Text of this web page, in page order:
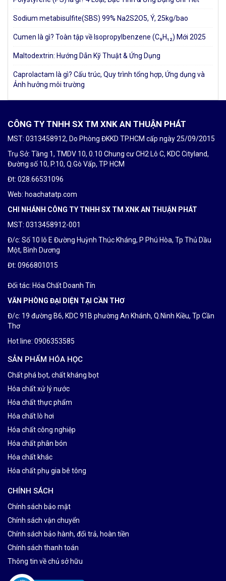
Sodium metabisulfite(SBS) 99% Na2S2O5, Ý, 25kg/bao
Cumen là gì? Toàn tập về Isopropylbenzene (C₉H₁₂) Mới 2025
Maltodextrin: Hướng Dẫn Kỹ Thuật & Ứng Dụng
Caprolactam là gì? Cấu trúc, Quy trình tổng hợp, Ứng dụng và
Ảnh hưởng môi trường
CÔNG TY TNHH SX TM XNK AN THUẬN PHÁT
MST: 0313458912, Do Phòng ĐKKD TP.HCM cấp ngày 25/09/2015
Trụ Sở: Tầng 1, TMDV 10, 0.10 Chung cư CH2 Lô C, KDC Cityland,
Đường số 10, P.10, Q.Gò Vấp, TP HCM
Đt: 028.66531096
Web: hoachatatp.com
CHI NHÁNH CÔNG TY TNHH SX TM XNK AN THUẬN PHÁT
MST: 0313458912-001
Đ/c: Số 10 lô E Đường Huỳnh Thúc Kháng, P Phú Hòa, Tp Thủ Dầu
Một, Bình Dương
Đt: 0966801015
Đối tác: Hóa Chất Doanh Tín
VĂN PHÒNG ĐẠI DIỆN TẠI CẦN THƠ
Đ/c: 19 đường B6, KDC 91B phường An Khánh, Q.Ninh Kiều, Tp Cần
Thơ
Hot line: 0906353585
SẢN PHẨM HÓA HỌC
Chất phá bọt, chất kháng bọt
Hóa chất xử lý nước
Hóa chất thực phẩm
Hóa chất lò hơi
Hóa chất công nghiệp
Hóa chất phân bón
Hóa chất khác
Hóa chất phụ gia bê tông
CHÍNH SÁCH
Chính sách bảo mật
Chính sách vận chuyển
Chính sách bảo hành, đổi trả, hoàn tiền
Chính sách thanh toán
Thông tin về chủ sở hữu